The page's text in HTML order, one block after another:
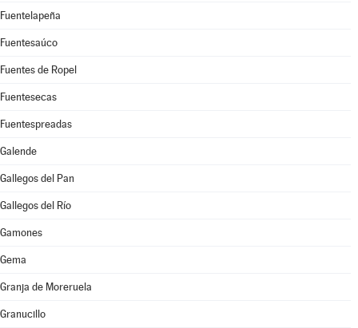
Fuentelapeña
Fuentesaúco
Fuentes de Ropel
Fuentesecas
Fuentespreadas
Galende
Gallegos del Pan
Gallegos del Río
Gamones
Gema
Granja de Moreruela
Granucillo